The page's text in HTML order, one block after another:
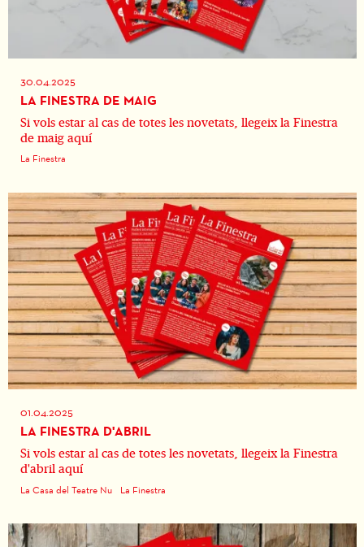
30.04.2025
LA FINESTRA DE MAIG
Si vols estar al cas de totes les novetats, llegeix la Finestra
de maig aquí
La Finestra
01.04.2025
LA FINESTRA D'ABRIL
Si vols estar al cas de totes les novetats, llegeix la Finestra
d'abril aquí
La Casa del Teatre Nu La Finestra